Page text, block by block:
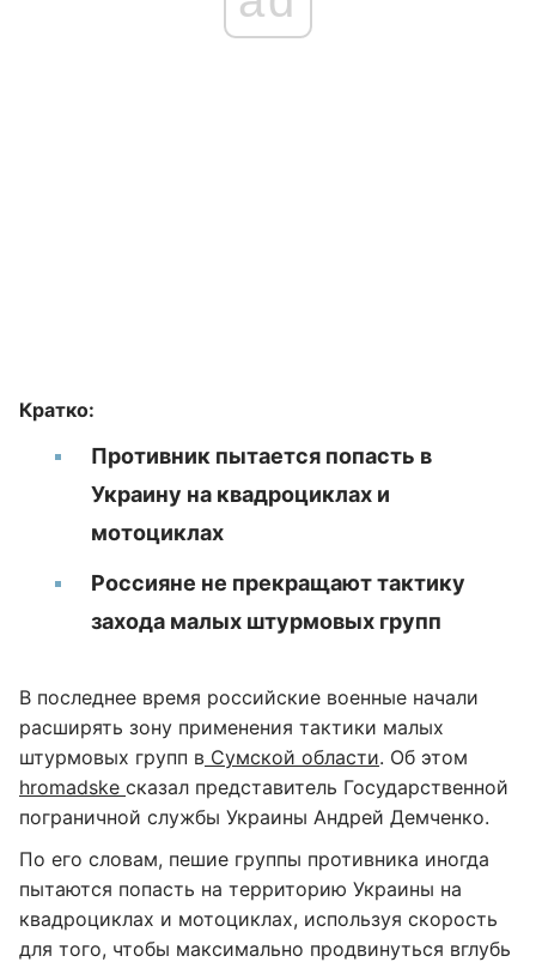
Кратко:
Противник пытается попасть в
Украину на квадроциклах и
мотоциклах
Россияне не прекращают тактику
захода малых штурмовых групп
В последнее время российские военные начали
расширять зону применения тактики малых
штурмовых групп в Сумской области. Об этом
hromadske сказал представитель Государственной
пограничной службы Украины Андрей Демченко.
По его словам, пешие группы противника иногда
пытаются попасть на территорию Украины на
квадроциклах и мотоциклах, используя скорость
для того, чтобы максимально продвинуться вглубь